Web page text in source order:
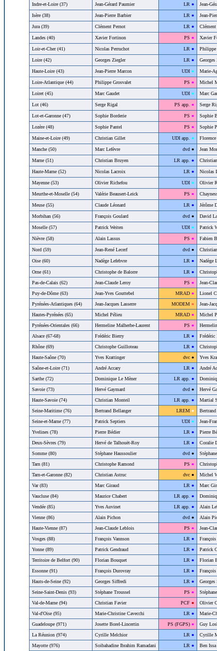
Indre-et-Loire (37) Jean-Gérard Paumier LR ● Jean-
Isère (38) Jean-Pierre Barbier LR ● Jean-
Jura (39) Clément Pernot LR ● Clément
Landes (40) Xavier Fortinon PS ● Xavier
Loir-et-Cher (41) Nicolas Perruchot LR ● Philippe
Loire (42) Georges Ziegler LR ● Georges
Haute-Loire (43) Jean-Pierre Marcon UDI ● Marie-
Loire-Atlantique (44) Philippe Grosvalet PS ● Michel
Loiret (45) Marc Gaudet UDI ● Marc
Lot (46) Serge Rigal PS app. ● Serge
Lot-et-Garonne (47) Sophie Borderie PS ● Sophie
Lozère (48) Sophie Pantel PS ● Sophie
Maine-et-Loire (49) Christian Gillet UDI app. ●
Manche (50) Marc Lefèvre dvd ● Jean
Marne (51) Christian Bruyen LR app. ●
Haute-Marne (52) Nicolas Lacroix LR ● Nicolas
Mayenne (53) Olivier Richefou UDI ● Olivier
Meurthe-et-Moselle (54) Valérie Beausert-Leick PS ●
Meuse (55) Claude Léonard LR ● Jérôme
Morbihan (56) François Goulard dvd ● David
Moselle (57) Patrick Weiten UDI ● Patrick
Nièvre (58) Alain Lassus PS ● Fabien
Nord (59) Jean-René Lecerf dvd ●
Oise (60) Nadège Lefebvre LR ● Nadège
Orne (61) Christophe de Balorre LR ●
Pas-de-Calais (62)
Jean-Claude Leroy PS ●
Jean-
Puy-de-Dôme (63)
Jean-Yves Gouttebel MRAD●
Lionel
Pyrénées-Atlantiques (64)
Jean-Jacques Lasserre MODEM ●
Jean-
Hautes-Pyrénées (65)
Michel Pélieu MRAD●
Michel
Pyrénées-Orientales (66)
Hermeline Malherbe-Laurent PS ●
Alsace (67-68)
Frédéric Bierry LR ●
Frédéric
Rhône (69)
Christophe Guilloteau LR ●
Haute-Saône (70)
Yves Krattinger dvc ●
Yves
Saône-et-Loire (71)
André Accary LR ●
André
Sarthe (72)
Dominique Le Mèner LR app. ●
Savoie (73)
Hervé Gaymard dvd ●
Hervé
Haute-Savoie (74)
Christian Monteil LR app. ●
Martial
Seine-Maritime (76)
Bertrand Bellanger LREM ●
Seine-et-Marne (77)
Patrick Septiers UDI ●
Jean-
Yvelines (78)
Pierre Bédier LR ●
Pierre
Deux-Sèvres (79)
Hervé de Talhouët-Roy LR ●
Coralie
Somme (80)
Stéphane Haussoulier dvd ●
Tarn (81)
Christophe Ramond PS ●
Tarn-et-Garonne (82)
Christian Astruc dvc ●
Michel
Var (83)
Marc Giraud LR ●
Marc
Vaucluse (84)
Maurice Chabert LR app. ●
Vendée (85)
Yves Auvinet LR app. ●
Alain
Vienne (86)
Alain Pichon dvd ●
Alain
Haute-Vienne (87)
Jean-Claude Leblois PS ●
Jean-
Vosges (88)
François Vannson LR ●
François
Yonne (89)
Patrick Gendraud LR ●
Patrick
Territoire de Belfort (90)
Florian Bouquet LR ●
Florian
Essonne (91)
François Durovray LR ●
Hauts-de-Seine (92)
Georges Siffredi LR ●
Seine-Saint-Denis (93)
Stéphane Troussel PS ●
Val-de-Marne (94)
Christian Favier PCF ●
Olivier
Val-d'Oise (95)
Marie-Christine Cavecchi LR ●
Marie-
Guadeloupe (971)
Josette Borel-Lincertin PS (FGPS) ●
Guy
La Réunion (974)
Cyrille Melchior LR ●
Cyrille
Mayotte (976)
Soibahadine Ibrahim Ramadani LR ● Ben